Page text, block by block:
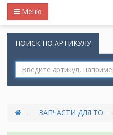
Меню
ПОИСК ПО АРТИКУЛУ
ЗАПЧАСТИ ДЛЯ ТО